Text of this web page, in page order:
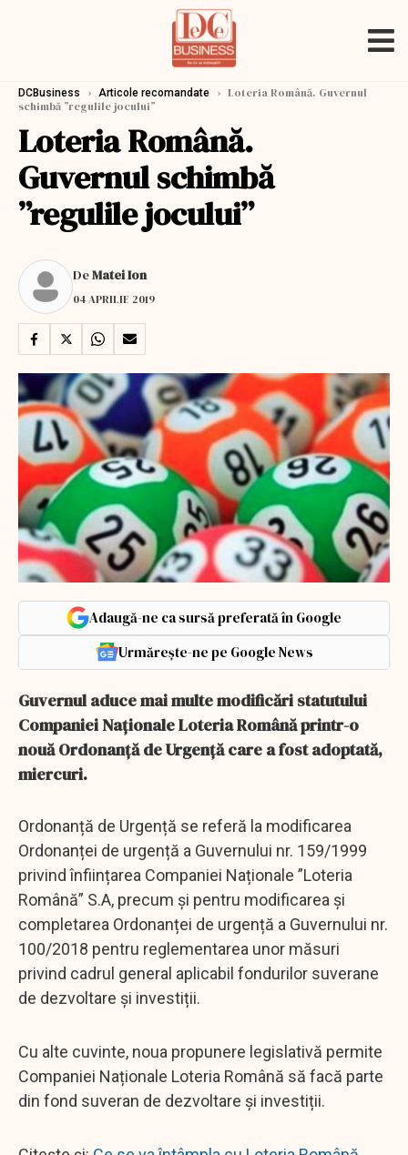
DCBusiness › Articole recomandate › Loteria Română. Guvernul
schimbă ”regulile jocului”
Loteria Română.
Guvernul schimbă
”regulile jocului”
DeMatei Ion
04 APRILIE 2019
Adaugă-ne ca sursă preferată în Google
Urmărește-ne pe Google News
Guvernul aduce mai multe modificări statutului
Companiei Naționale Loteria Română printr-o
nouă Ordonanță de Urgență care a fost adoptată,
miercuri.
Ordonanță de Urgență se referă la modificarea
Ordonanței de urgență a Guvernului nr. 159/1999
privind înființarea Companiei Naționale ”Loteria
Română” S.A, precum și pentru modificarea și
completarea Ordonanței de urgență a Guvernului nr.
100/2018 pentru reglementarea unor măsuri
privind cadrul general aplicabil fondurilor suverane
de dezvoltare și investiții.
Cu alte cuvinte, noua propunere legislativă permite
Companiei Naționale Loteria Română să facă parte
din fond suveran de dezvoltare și investiții.